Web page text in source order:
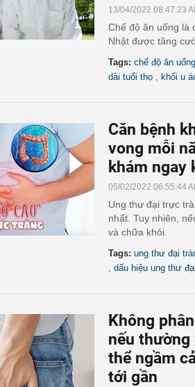
13/04/2022 08:47:23
Chế độ ăn uống là
Nhật được tăng
Tags: chế độ ăn uống
dài tuổi thọ
khối u
Căn bệnh
vong mỗi
khám ngay
05/02/2022 06:55:44
Ung thư đại trực
nhất. Tuy nhiên,
và chữa khỏi.
Tags: ung thư đại
dấu hiệu ung thư
Không
nếu
thể ngầm
tới gần